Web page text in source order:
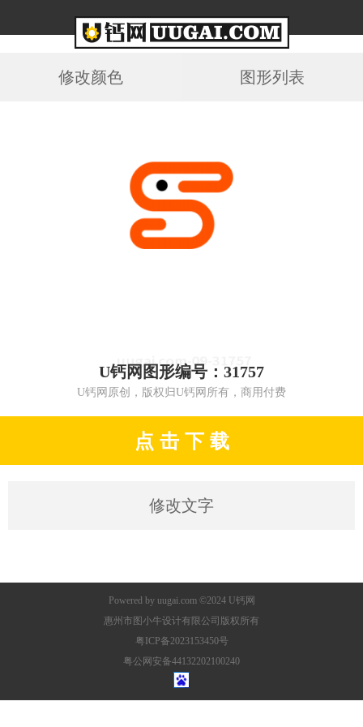
修改颜色 图形列表
U钙网图形编号：31757
U钙网原创，版权归U钙网所有，商用付费
点 击 下 载
修改文字
Powered by uugai.com©2024 U钙网
惠州市图小牛设计有限公司版权所有
粤ICP备2023153450号
粤公网安备44132202100240